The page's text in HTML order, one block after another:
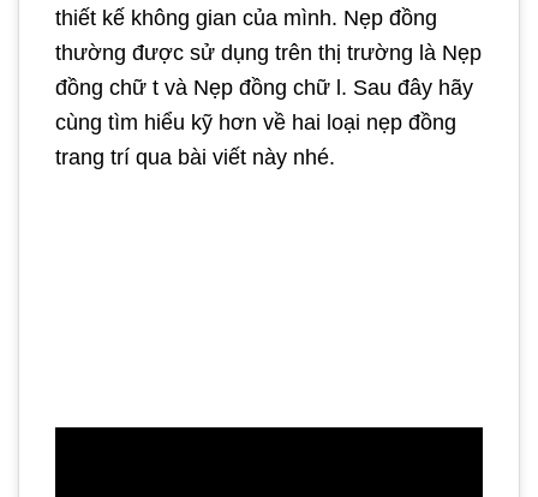
thiết kế không gian của mình. Nẹp đồng
thường được sử dụng trên thị trường là Nẹp
đồng chữ t và Nẹp đồng chữ l. Sau đây hãy
cùng tìm hiểu kỹ hơn về hai loại nẹp đồng
trang trí qua bài viết này nhé.